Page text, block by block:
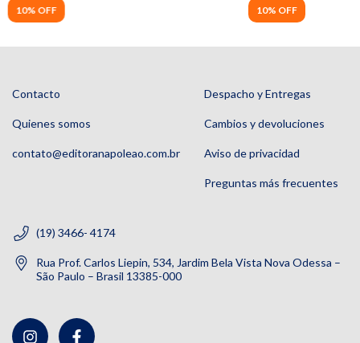
10% OFF 10% OFF
Contacto
Quienes somos
contato@editoranapoleao.com.br
Despacho y Entregas
Cambios y devoluciones
Aviso de privacidad
Preguntas más frecuentes
(19) 3466- 4174
Rua Prof. Carlos Liepin, 534, Jardim Bela Vista Nova Odessa –
São Paulo – Brasil 13385-000